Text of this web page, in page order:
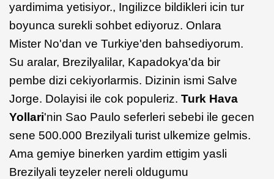
yardimima yetisiyor., Ingilizce bildikleri icin tur
boyunca surekli sohbet ediyoruz. Onlara
Mister No'dan ve Turkiye'den bahsediyorum.
Su aralar, Brezilyalilar, Kapadokya'da bir
pembe dizi cekiyorlarmis. Dizinin ismi Salve
Jorge. Dolayisi ile cok populeriz. Turk Hava
Yollari'nin Sao Paulo seferleri sebebi ile gecen
sene 500.000 Brezilyali turist ulkemize gelmis.
Ama gemiye binerken yardim ettigim yasli
Brezilyali teyzeler nereli oldugumu